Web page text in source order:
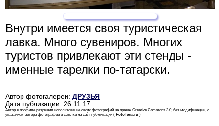
Внутри имеется своя туристическая
лавка. Много сувениров. Многих
туристов привлекают эти стенды -
именные тарелки по-татарски.
Автор фотогалереи: ДРУЗЬЯ
Дата публикации: 26.11.17
Автор в профиле разрешил использование своих фотографий на правах Creative Commons 3.0, без модификации, с
указанием автора фотографии и ссылки на сайт публикации ( FotoTerra.ru )